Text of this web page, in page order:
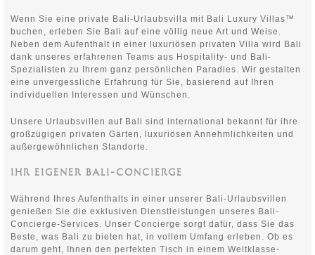
Wenn Sie eine private Bali-Urlaubsvilla mit Bali Luxury Villas™
buchen, erleben Sie Bali auf eine völlig neue Art und Weise.
Neben dem Aufenthalt in einer luxuriösen privaten Villa wird Bali
dank unseres erfahrenen Teams aus Hospitality- und Bali-
Spezialisten zu Ihrem ganz persönlichen Paradies. Wir gestalten
eine unvergessliche Erfahrung für Sie, basierend auf Ihren
individuellen Interessen und Wünschen.
Unsere Urlaubsvillen auf Bali sind international bekannt für ihre
großzügigen privaten Gärten, luxuriösen Annehmlichkeiten und
außergewöhnlichen Standorte.
IHR EIGENER BALI-CONCIERGE
Während Ihres Aufenthalts in einer unserer Bali-Urlaubsvillen
genießen Sie die exklusiven Dienstleistungen unseres Bali-
Concierge-Services. Unser Concierge sorgt dafür, dass Sie das
Beste, was Bali zu bieten hat, in vollem Umfang erleben. Ob es
darum geht, Ihnen den perfekten Tisch in einem Weltklasse-